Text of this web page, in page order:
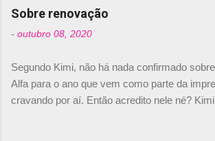
com isso, um lugar no time a
foi esclarecida de uma vez
Daniele Audetto, diretor da
não será o companheiro de
2010. "Na verdade, nós
de Piquet", admitiu Audetto.
dois brasileiros”, explicou,
Sobre renovação
- outubro 08, 2020
Segundo Kimi, não há nada confirmado
Alfa para o ano que vem como parte da
cravando por aí. Então acredito nele né?
truth but I’ve never had an option in my